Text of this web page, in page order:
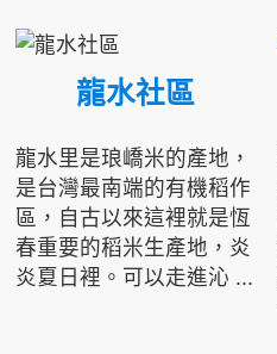
龍水社區
龍水里是琅嶠米的產地，
是台灣最南端的有機稻作
區，自古以來這裡就是恆
春重要的稻米生產地，炎
炎夏日裡。可以走進沁 ...